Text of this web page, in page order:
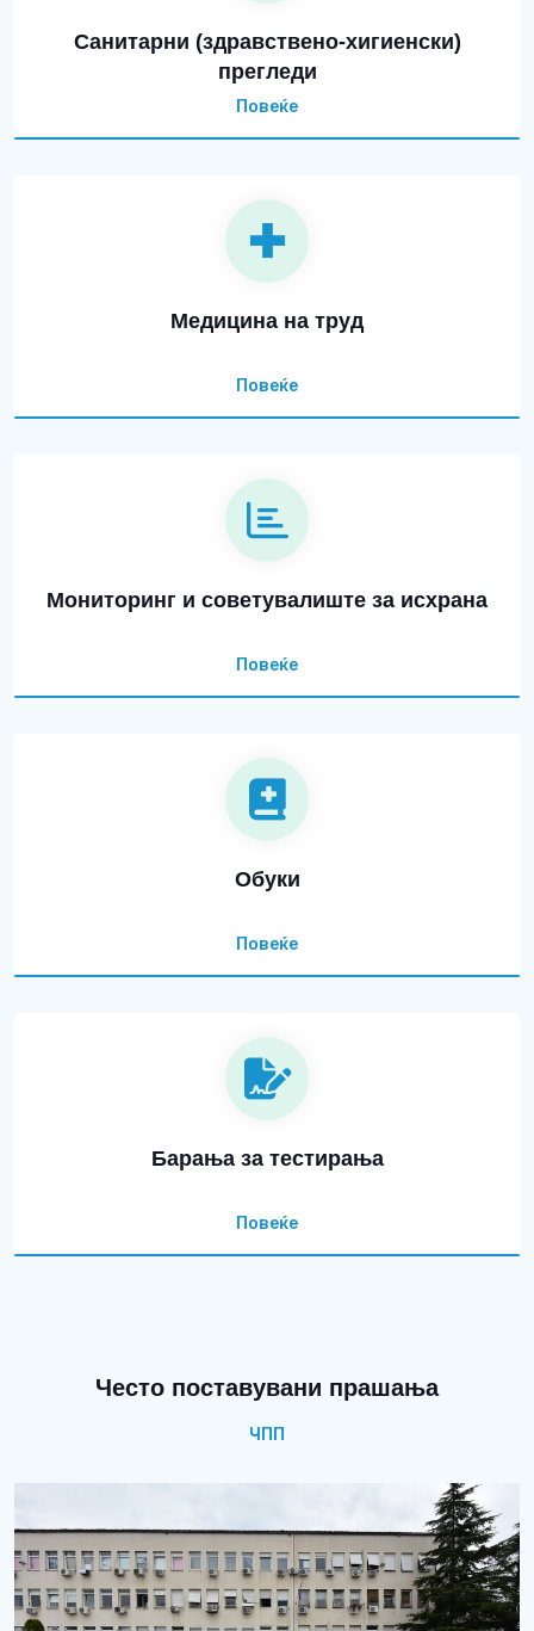
Санитарни (здравствено-хигиенски)
прегледи
Повеќе
Медицина на труд
Повеќе
Мониторинг и советувалиште за исхрана
Повеќе
Обуки
Повеќе
Барања за тестирања
Повеќе
Често поставувани прашања
ЧПП